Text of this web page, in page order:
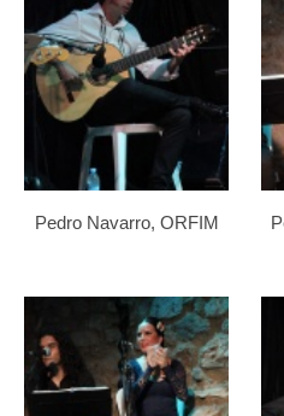
Pedro Navarro, ORFIM